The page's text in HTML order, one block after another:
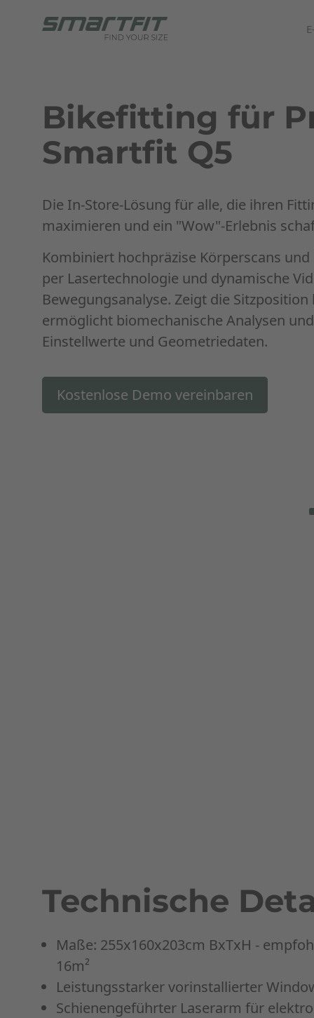
Bikefitting für
Smartfit Q5
Die In-Store-Lösung für alle, die ihren
maximieren und ein "Wow"-Erlebnis
Kombiniert hochpräzise Körperscans
per Lasertechnologie und dynamische
Bewegungsanalyse. Zeigt die Sitzposition
ermöglicht biomechanische Analysen
Einstellwerte und Geometriedaten.
Kostenlose Demo vereinbaren
Technische
Maße: 255x160x203cm BxTxH -
16m²
Leistungsstarker vorinstallierter
Schienengeführter Laserarm für